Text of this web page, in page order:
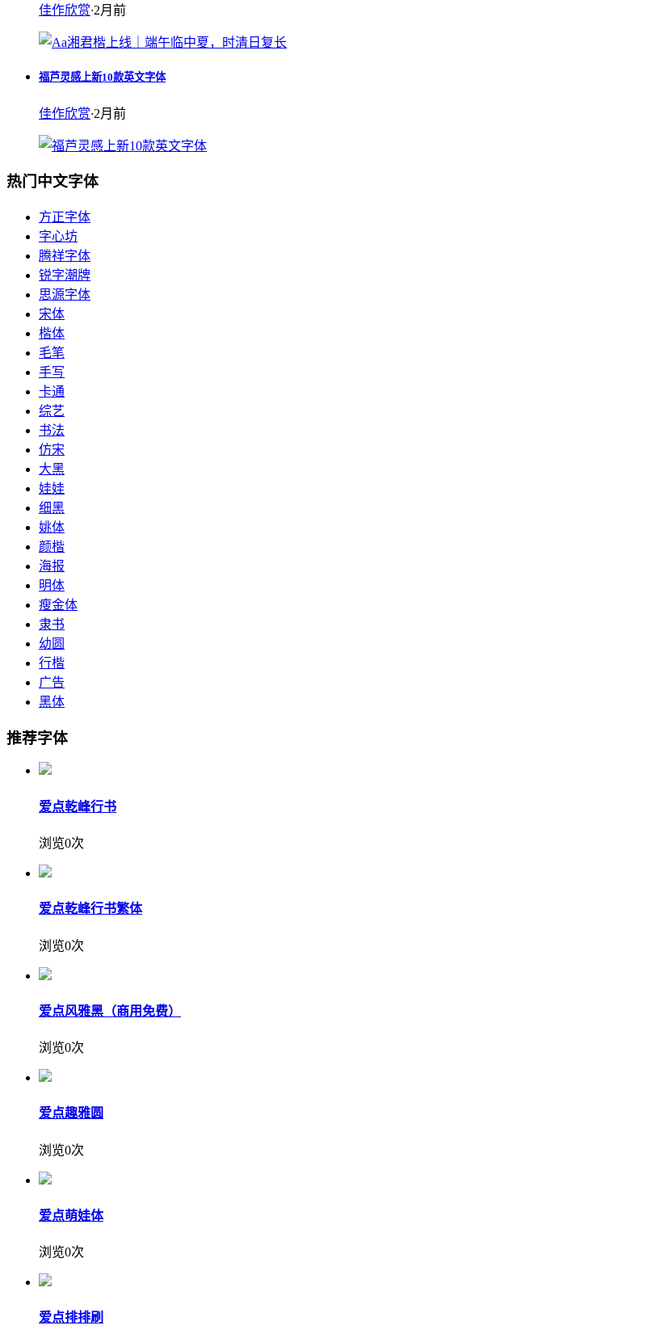
佳作欣赏·2月前
福芦灵感上新10款英文字体
佳作欣赏·2月前
热门中文字体
方正字体
字心坊
腾祥字体
锐字潮牌
思源字体
宋体
楷体
毛笔
手写
卡通
综艺
书法
仿宋
大黑
娃娃
细黑
姚体
颜楷
海报
明体
瘦金体
隶书
幼圆
行楷
广告
黑体
推荐字体
爱点乾峰行书
浏览0次
爱点乾峰行书繁体
浏览0次
爱点风雅黑（商用免费）
浏览0次
爱点趣雅圆
浏览0次
爱点萌娃体
浏览0次
爱点排排刷